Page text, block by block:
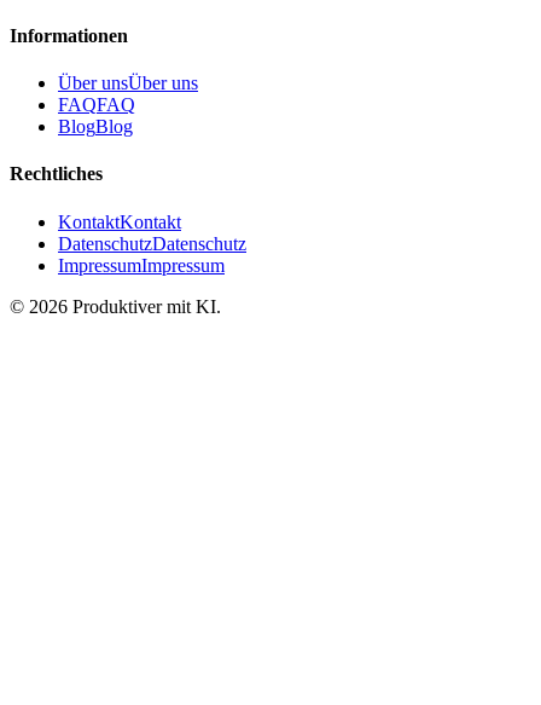
Informationen
Über unsÜber uns
FAQFAQ
BlogBlog
Rechtliches
KontaktKontakt
DatenschutzDatenschutz
ImpressumImpressum
© 2026 Produktiver mit KI.